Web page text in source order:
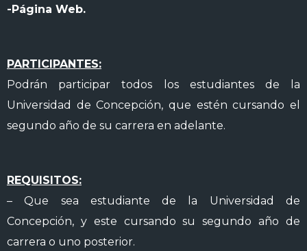
-Página Web.
PARTICIPANTES:
Podrán participar todos los estudiantes de la
Universidad de Concepción, que estén cursando el
segundo año de su carrera en adelante.
REQUISITOS:
– Que sea estudiante de la Universidad de
Concepción, y este cursando su segundo año de
carrera o uno posterior.